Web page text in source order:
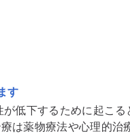
す
低下するために起こる
は薬物療法や心理的治